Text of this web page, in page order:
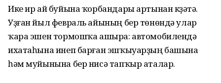
Ике ир ай буйына ҡорбандары артынан күҙәтә.
Уҙған йыл февраль айының бер төнөндә улар
ҡара эшен тормошҡа ашыра: автомобилендә
ихатаһына инеп барған эшҡыуарҙың башына
һәм муйынына бер нисә тапҡыр аталар.